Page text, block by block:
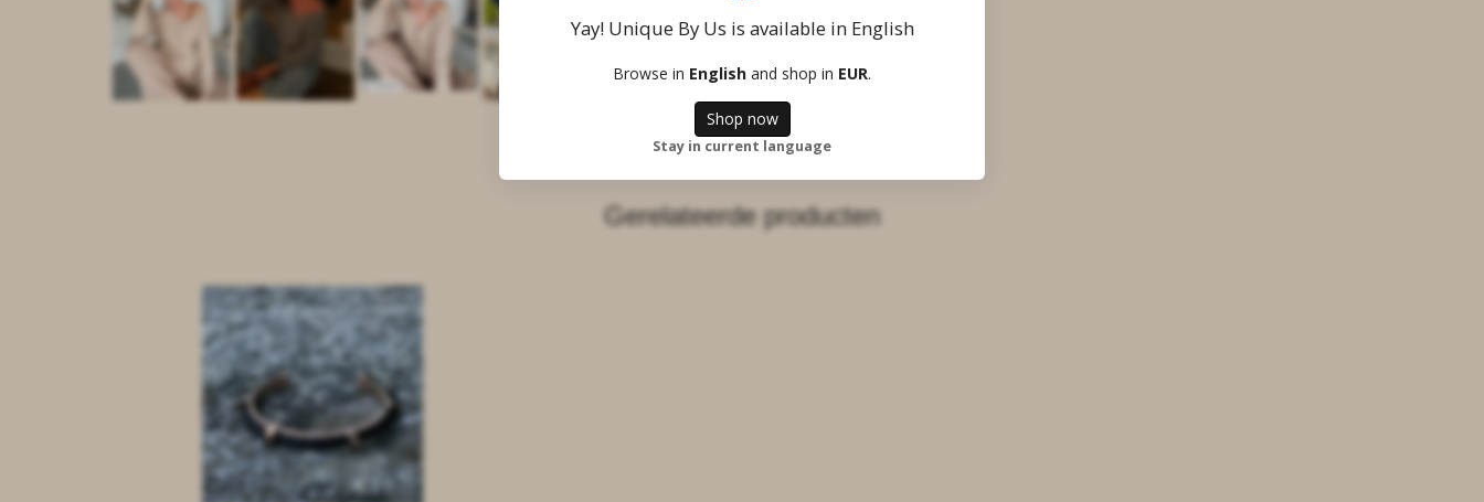
Gerelateerde producten
Yay! Unique By Us is available in English
Browse in English and shop in EUR.
Shop now
Stay in current language